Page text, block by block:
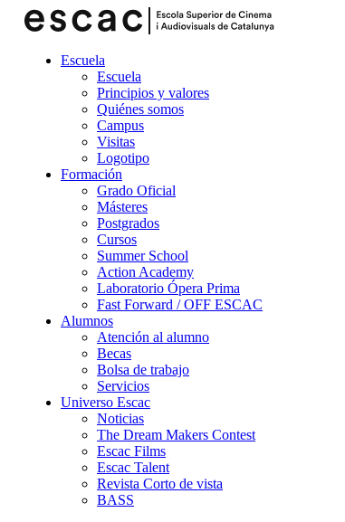
Escuela
Escuela
Principios y valores
Quiénes somos
Campus
Visitas
Logotipo
Formación
Grado Oficial
Másteres
Postgrados
Cursos
Summer School
Action Academy
Laboratorio Ópera Prima
Fast Forward / OFF ESCAC
Alumnos
Atención al alumno
Becas
Bolsa de trabajo
Servicios
Universo Escac
Noticias
The Dream Makers Contest
Escac Films
Escac Talent
Revista Corto de vista
BASS